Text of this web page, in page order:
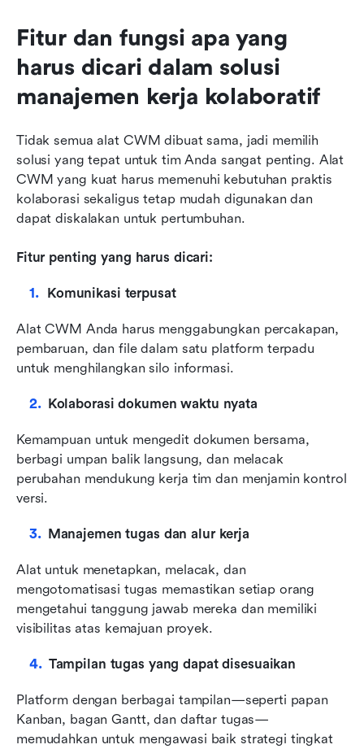
Fitur dan fungsi apa yang
harus dicari dalam solusi
manajemen kerja kolaboratif
Tidak semua alat CWM dibuat sama, jadi memilih
solusi yang tepat untuk tim Anda sangat penting. Alat
CWM yang kuat harus memenuhi kebutuhan praktis
kolaborasi sekaligus tetap mudah digunakan dan
dapat diskalakan untuk pertumbuhan.
Fitur penting yang harus dicari:
Komunikasi terpusat
Alat CWM Anda harus menggabungkan percakapan,
pembaruan, dan file dalam satu platform terpadu
untuk menghilangkan silo informasi.
Kolaborasi dokumen waktu nyata
Kemampuan untuk mengedit dokumen bersama,
berbagi umpan balik langsung, dan melacak
perubahan mendukung kerja tim dan menjamin kontrol
versi.
Manajemen tugas dan alur kerja
Alat untuk menetapkan, melacak, dan
mengotomatisasi tugas memastikan setiap orang
mengetahui tanggung jawab mereka dan memiliki
visibilitas atas kemajuan proyek.
Tampilan tugas yang dapat disesuaikan
Platform dengan berbagai tampilan—seperti papan
Kanban, bagan Gantt, dan daftar tugas—
memudahkan untuk mengawasi baik strategi tingkat